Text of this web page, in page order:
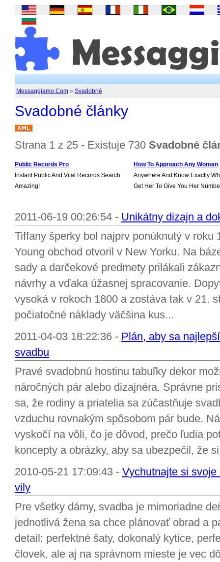
Messaggiamo.Com » Svadobné
Svadobné články
Strana 1 z 25 - Existuje 730 Svadobné
Public Records Pro
Instant Public And Vital Records Search.
Amazing!
How To Approach Any Woman
Anywhere And Know Exactly
Get Her To Give You Her Numbe
2011-06-19 00:26:54 - Unikátny dizajn a
Tiffany šperky bol najprv ponúknutý v roku
Young obchod otvoril v New Yorku. Na
sady a darčekové predmety prilákali
návrhy a vďaka úžasnej spracovanie.
vysoká v rokoch 1800 a zostáva tak v 21.
počiatočné náklady väčšina kus...
2011-04-03 18:22:36 - Plán, aby sa
svadbu
Pravé svadobnú hostinu tabuľky dekor
náročných pár alebo dizajnéra. Správne
sa, že rodiny a priatelia sa zúčastňuje
vzduchu rovnakým spôsobom pár bude.
vyskočí na vôli, čo je dôvod, prečo ľudia
koncepty a obrázky, aby sa ubezpečil, že
2010-05-21 17:09:43 - Vychutnajte si
vily
Pre všetky dámy, svadba je mimoriadne
jednotlivá žena sa chce plánovať obrad a
detail: perfektné šaty, dokonalý kytice,
človek, ale aj na správnom mieste je vec